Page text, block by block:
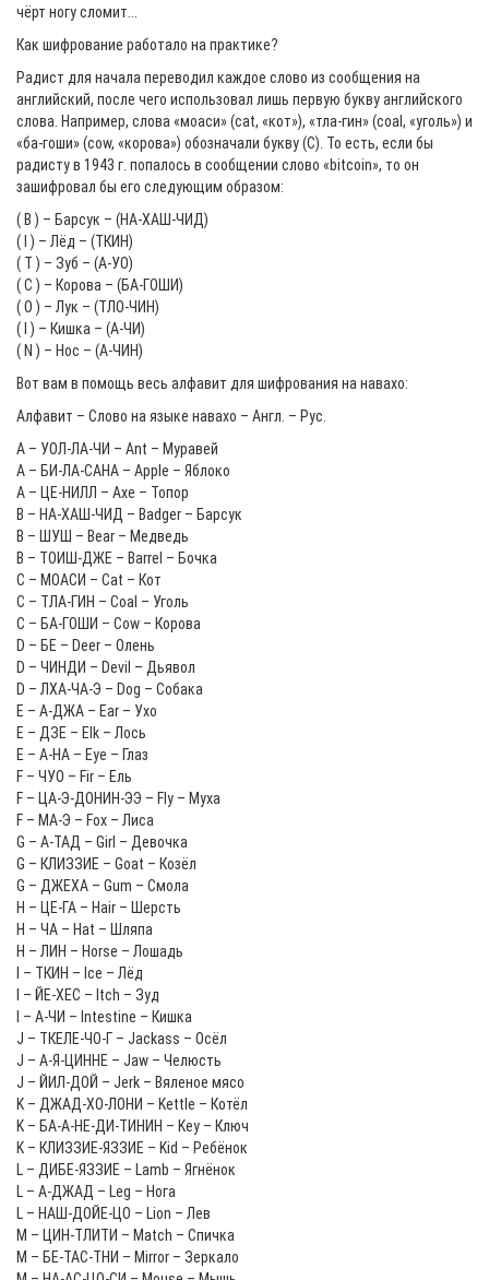
чёрт ногу сломит...
Как шифрование работало на практике?
Радист для начала переводил каждое слово из сообщения на
английский, после чего использовал лишь первую букву английского
слова. Например, слова «моаси» (cat, «кот»), «тла-гин» (coal, «уголь») и
«ба-гоши» (cow, «корова») обозначали букву (C). То есть, если бы
радисту в 1943 г. попалось в сообщении слово «bіtсоіn», то он
зашифровал бы его следующим образом:
( B ) – Барсук – (НА-ХАШ-ЧИД)
( I ) – Лёд – (ТКИН)
( T ) – Зуб – (А-УО)
( C ) – Корова – (БА-ГОШИ)
( O ) – Лук – (ТЛО-ЧИН)
( I ) – Кишка – (А-ЧИ)
( N ) – Нос – (А-ЧИН)
Вот вам в помощь весь алфавит для шифрования на навахо:
Алфавит – Слово на языке навахо – Англ. – Рус.
A – УОЛ-ЛА-ЧИ – Ant – Муравей
A – БИ-ЛА-САНА – Apple – Яблоко
A – ЦЕ-НИЛЛ – Axe – Топор
B – НА-ХАШ-ЧИД – Badger – Барсук
B – ШУШ – Bear – Медведь
B – ТОИШ-ДЖЕ – Barrel – Бочка
C – МОАСИ – Cat – Кот
C – ТЛА-ГИН – Coal – Уголь
C – БА-ГОШИ – Cow – Корова
D – БЕ – Deer – Олень
D – ЧИНДИ – Devil – Дьявол
D – ЛХА-ЧА-Э – Dog – Собака
E – А-ДЖА – Ear – Ухо
E – ДЗЕ – Elk – Лось
E – А-НА – Eye – Глаз
F – ЧУО – Fir – Ель
F – ЦА-Э-ДОНИН-ЭЭ – Fly – Муха
F – МА-Э – Fox – Лиса
G – А-ТАД – Girl – Девочка
G – КЛИЗЗИЕ – Goat – Козёл
G – ДЖЕХА – Gum – Смола
H – ЦЕ-ГА – Hair – Шерсть
H – ЧА – Hat – Шляпа
H – ЛИН – Horse – Лошадь
I – ТКИН – Ice – Лёд
I – ЙЕ-ХЕС – Itch – Зуд
I – А-ЧИ – Intestine – Кишка
J – ТКЕЛЕ-ЧО-Г – Jackass – Осёл
J – А-Я-ЦИННЕ – Jaw – Челюсть
J – ЙИЛ-ДОЙ – Jerk – Вяленое мясо
K – ДЖАД-ХО-ЛОНИ – Kettle – Котёл
K – БА-А-НЕ-ДИ-ТИНИН – Key – Ключ
K – КЛИЗЗИЕ-ЯЗЗИЕ – Kid – Ребёнок
L – ДИБЕ-ЯЗЗИЕ – Lamb – Ягнёнок
L – А-ДЖАД – Leg – Нога
L – НАШ-ДОЙЕ-ЦО – Lion – Лев
M – ЦИН-ТЛИТИ – Match – Спичка
M – БЕ-ТАС-ТНИ – Mirror – Зеркало